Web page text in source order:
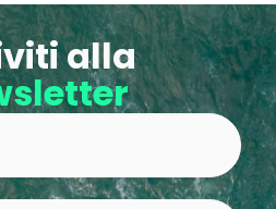
alla